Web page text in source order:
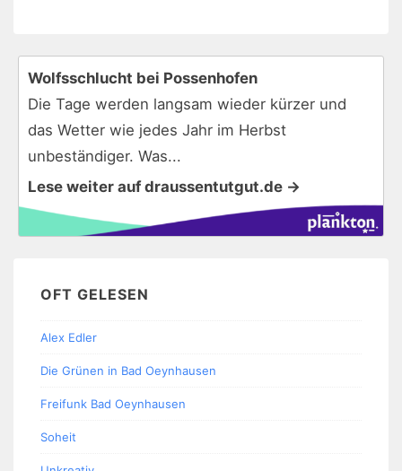
Wolfsschlucht bei Possenhofen
Die Tage werden langsam wieder kürzer und
das Wetter wie jedes Jahr im Herbst
unbeständiger. Was...
Lese weiter auf draussentutgut.de →
OFT GELESEN
Alex Edler
Die Grünen in Bad Oeynhausen
Freifunk Bad Oeynhausen
Soheit